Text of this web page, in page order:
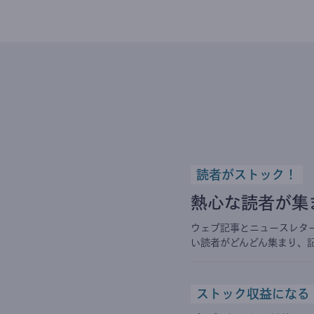
読者がストック！
熱心な読者が集
ウェブ記事とニュースレタ
い読者がどんどん集まり、
ストック収益になる